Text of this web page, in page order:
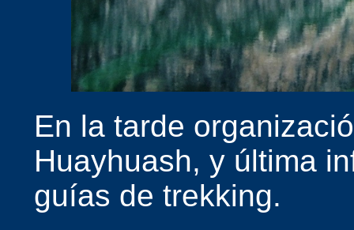
En la tarde
Huayhuash, y última
guías de trekking.